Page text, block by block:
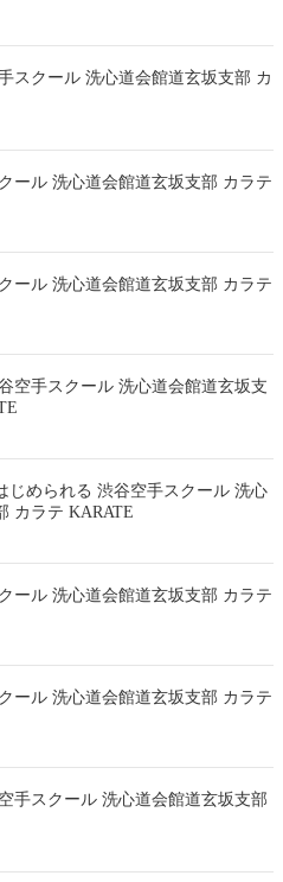
スクール 洗心道会館道玄坂支部 カ
ール 洗心道会館道玄坂支部 カラテ
ール 洗心道会館道玄坂支部 カラテ
空手スクール 洗心道会館道玄坂支
じめられる 渋谷空手スクール 洗心
カラテ KARATE
ール 洗心道会館道玄坂支部 カラテ
ール 洗心道会館道玄坂支部 カラテ
手スクール 洗心道会館道玄坂支部